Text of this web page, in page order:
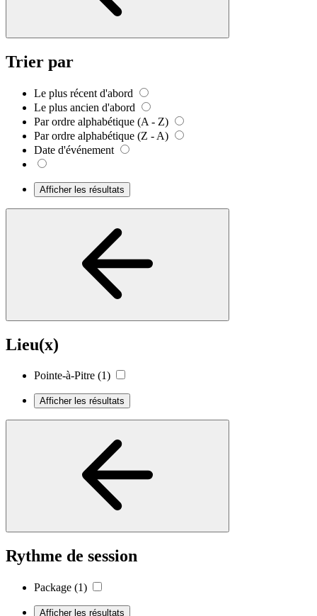
Trier par
Le plus récent d'abord
Le plus ancien d'abord
Par ordre alphabétique (A - Z)
Par ordre alphabétique (Z - A)
Date d'événement
Afficher les résultats
Lieu(x)
Pointe-à-Pitre (1)
Afficher les résultats
Rythme de session
Package (1)
Afficher les résultats